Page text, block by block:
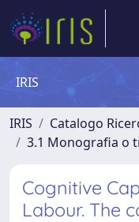
IRIS
IRIS Catalogo
3.1 Monografia o
Cognitive
Labour. The